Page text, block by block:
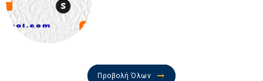
Προβολή Όλων